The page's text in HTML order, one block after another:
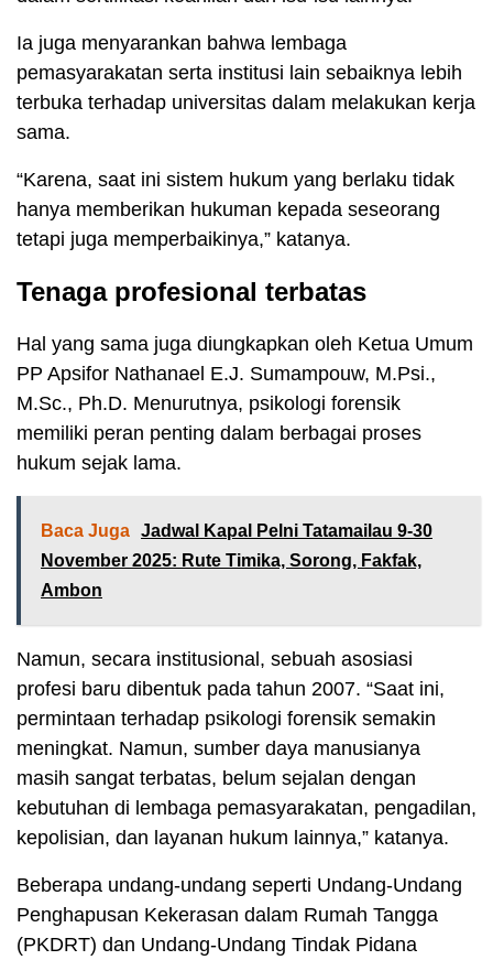
Ia juga menyarankan bahwa lembaga
pemasyarakatan serta institusi lain sebaiknya lebih
terbuka terhadap universitas dalam melakukan kerja
sama.
“Karena, saat ini sistem hukum yang berlaku tidak
hanya memberikan hukuman kepada seseorang
tetapi juga memperbaikinya,” katanya.
Tenaga profesional terbatas
Hal yang sama juga diungkapkan oleh Ketua Umum
PP Apsifor Nathanael E.J. Sumampouw, M.Psi.,
M.Sc., Ph.D. Menurutnya, psikologi forensik
memiliki peran penting dalam berbagai proses
hukum sejak lama.
Baca Juga Jadwal Kapal Pelni Tatamailau 9-30
November 2025: Rute Timika, Sorong, Fakfak,
Ambon
Namun, secara institusional, sebuah asosiasi
profesi baru dibentuk pada tahun 2007. “Saat ini,
permintaan terhadap psikologi forensik semakin
meningkat. Namun, sumber daya manusianya
masih sangat terbatas, belum sejalan dengan
kebutuhan di lembaga pemasyarakatan, pengadilan,
kepolisian, dan layanan hukum lainnya,” katanya.
Beberapa undang-undang seperti Undang-Undang
Penghapusan Kekerasan dalam Rumah Tangga
(PKDRT) dan Undang-Undang Tindak Pidana